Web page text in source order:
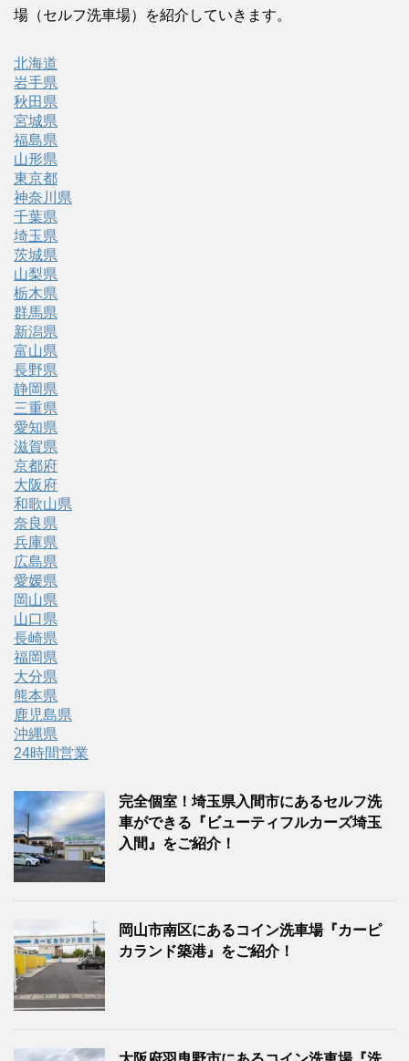
場（セルフ洗車場）を紹介していきます。
北海道
岩手県
秋田県
宮城県
福島県
山形県
東京都
神奈川県
千葉県
埼玉県
茨城県
山梨県
栃木県
群馬県
新潟県
富山県
長野県
静岡県
三重県
愛知県
滋賀県
京都府
大阪府
和歌山県
奈良県
兵庫県
広島県
愛媛県
岡山県
山口県
長崎県
福岡県
大分県
熊本県
鹿児島県
沖縄県
24時間営業
完全個室！埼玉県入間市にあるセルフ洗
車ができる『ビューティフルカーズ埼玉
入間』をご紹介！
岡山市南区にあるコイン洗車場『カーピ
カランド築港』をご紹介！